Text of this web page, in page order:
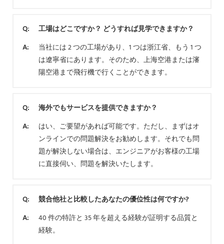
Q:
工場はどこですか？ どうすれば見学できますか？
A:
当社には 2 つの工場があり、1 つは浙江省、もう 1 つ
は遼寧省にあります。そのため、上海空港または瀋
陽空港まで飛行機で行くことができます。
Q:
海外でもサービスを提供できますか？
A:
はい、ご要望があれば可能です。ただし、まずはオ
ンラインでの問題解決をお勧めします。それでも問
題が解決しない場合は、エンジニアがお客様の工場
に直接伺い、問題を解決いたします。
Q:
競合他社と比較したあなたの優位性は何ですか?
A:
40 件の特許と 35 年を超える経験が証明する品質と
経験。